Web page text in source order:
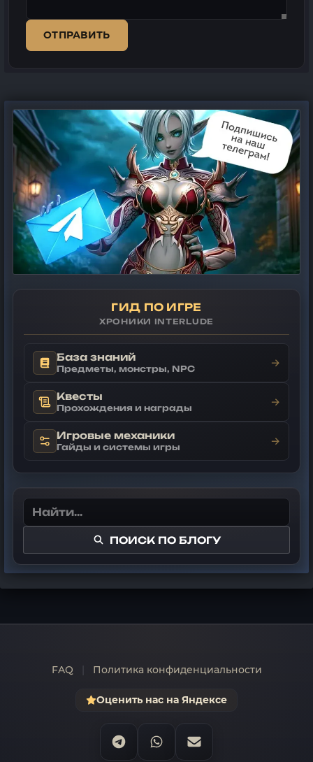
ОТПРАВИТЬ
ГИД ПО ИГРЕ
ХРОНИКИ INTERLUDE
База знаний
Предметы, монстры, NPC →
Квесты
Прохождения и награды →
Игровые механики
Гайды и системы игры →
ПОИСК ПО БЛОГУ
FAQ Политика конфиденциальности
Оценить нас на Яндексе